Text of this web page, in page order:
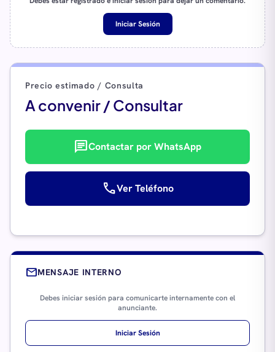
Iniciar Sesión
Precio estimado / Consulta
A convenir / Consultar
chatContactar por WhatsApp
callVer Teléfono
mailMENSAJE INTERNO
Debes iniciar sesión para comunicarte internamente con el
anunciante.
Iniciar Sesión